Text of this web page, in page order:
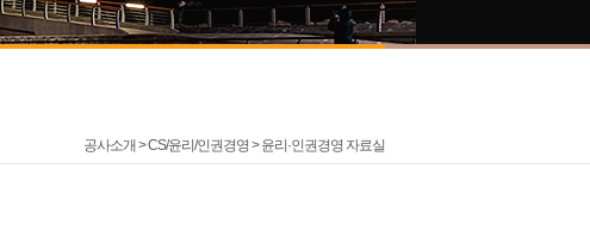
공사소개 > CS/윤리/인권경영 >윤리·인권경영 자료실